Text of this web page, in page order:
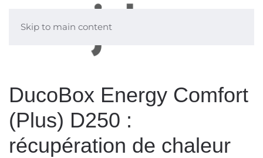
Skip to main content
DucoBox Energy Comfort
(Plus) D250 :
récupération de chaleur